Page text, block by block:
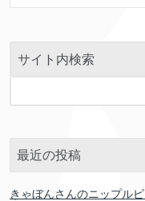
サイト内検索
最近の投稿
きゃぼんさんのニップル